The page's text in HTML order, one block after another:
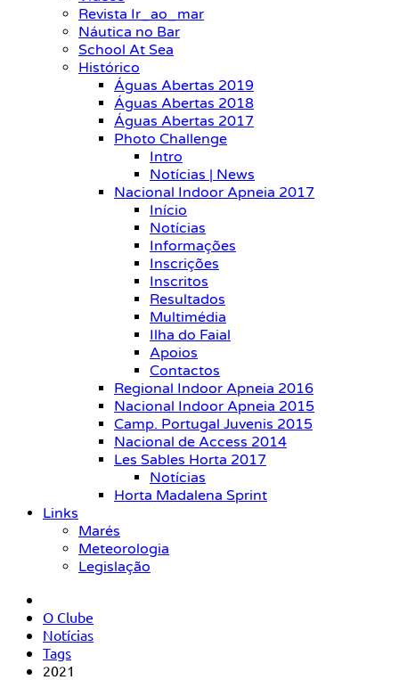
Revista Ir_ao_mar
Náutica no Bar
School At Sea
Histórico
Águas Abertas 2019
Águas Abertas 2018
Águas Abertas 2017
Photo Challenge
Intro
Notícias | News
Nacional Indoor Apneia 2017
Início
Notícias
Informações
Inscrições
Inscritos
Resultados
Multimédia
Ilha do Faial
Apoios
Contactos
Regional Indoor Apneia 2016
Nacional Indoor Apneia 2015
Camp. Portugal Juvenis 2015
Nacional de Access 2014
Les Sables Horta 2017
Notícias
Horta Madalena Sprint
Links
Marés
Meteorologia
Legislação
O Clube
Notícias
Tags
2021